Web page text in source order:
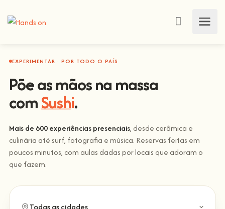
EXPERIMENTAR · POR TODO O PAÍS
Põe as mãos na massa
comSushi.
Mais de 600 experiências presenciais, desde cerâmica e
culinária até surf, fotografia e música. Reservas feitas em
poucos minutos, com aulas dadas por locais que adoram o
que fazem.